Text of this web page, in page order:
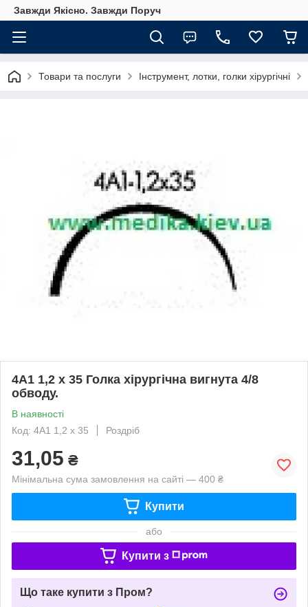
Завжди Якісно. Завжди Поруч
Товари та послуги Інструмент, лотки, голки хірургічні
4А1 1,2 х 35 Голка хірургічна вигнута 4/8
обводу.
В наявності
Код: 4А1 1,2 х 35
Роздріб
31,05 ₴
Мінімальна сума замовлення на сайті — 400 ₴
Купити
або
Купити з
Що таке купити з Пром?